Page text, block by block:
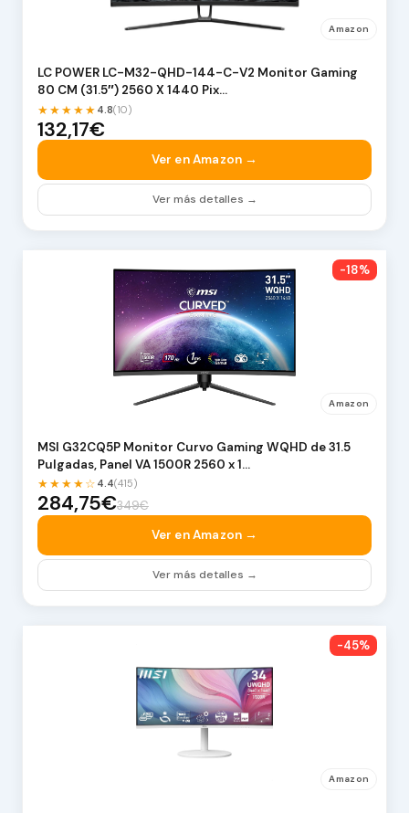
Amazon
LC POWER LC-M32-QHD-144-C-V2 Monitor Gaming
80 CM (31.5″) 2560 X 1440 Pix…
★★★★★ 4.8(10)
132,17€
Ver en Amazon →
Ver más detalles →
-18%
Amazon
MSI G32CQ5P Monitor Curvo Gaming WQHD de 31.5
Pulgadas, Panel VA 1500R 2560 x 1…
★★★★☆ 4.4(415)
284,75€349€
Ver en Amazon →
Ver más detalles →
-45%
Amazon